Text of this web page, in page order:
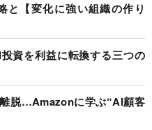
と【変化に強い組織の作り
資を利益に転換する三つの
離脱…Amazonに学ぶ“AI顧客